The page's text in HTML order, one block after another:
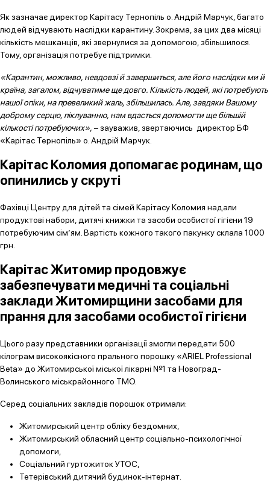
Як зазначає директор Карітасу Тернопіль о. Андрій Марчук, багато
людей відчувають наслідки карантину. Зокрема, за цих два місяці
кількість мешканців, які звернулися за допомогою, збільшилося.
Тому, організація потребує підтримки.
«Карантин, можливо, невдовзі й завершиться, але його наслідки ми й
країна, загалом, відчуватиме ще довго. Кількість людей, які потребують
нашої опіки, на превеликий жаль, збільшилась. Але, завдяки Вашому
доброму серцю, піклуванню, нам вдасться допомогти ще більшій
кількості потребуючих», – зауважив, звертаючись директор БФ
«Карітас Тернопіль» о. Андрій Марчук.
Карітас Коломия допомагає родинам, що
опинились у скруті
Фахівці Центру для дітей та сімей Карітасу Коломия надали
продуктові набори, дитячі книжки та засоби особистої гігієни 19
потребуючим сім’ям. Вартість кожного такого пакунку склала 1000
грн.
Карітас Житомир продовжує
забезпечувати медичні та соціальні
заклади Житомирщини засобами для
прання для засобами особистої гігієни
Цього разу представники організації змогли передати 500
кілограм високоякісного прального порошку «ARIEL Professional
Beta» до Житомирської міської лікарні №1 та Новоград-
Волинського міськрайонного ТМО.
Серед соціальних закладів порошок отримали:
Житомирський центр обліку бездомних,
Житомирський обласний центр соціально-психологічної
допомоги,
Соціальний гуртожиток УТОС,
Тетерівський дитячий будинок-інтернат.